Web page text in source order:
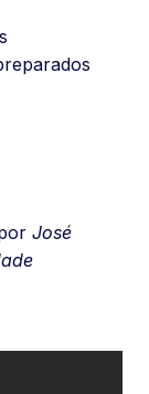
José